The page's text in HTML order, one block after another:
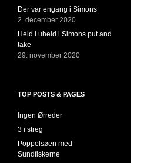
Der var engang i Simons
2. december 2020
Held i uheld i Simons put and
take
29. november 2020
TOP POSTS & PAGES
Ingen Ørreder
3 i streg
Poppelsøen med
Sundfiskerne